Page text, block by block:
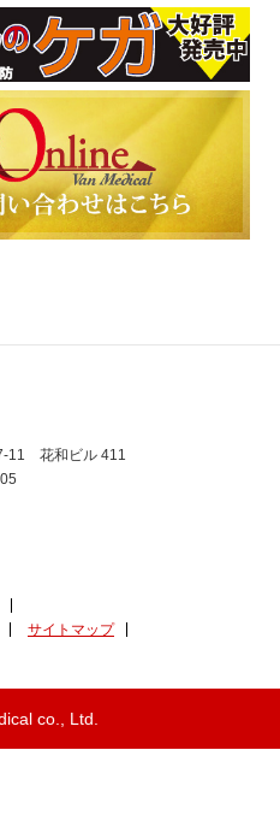
11 花和ビル 411
サイトマップ
co., Ltd.